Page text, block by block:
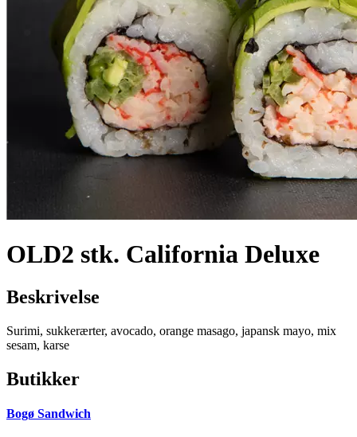
OLD2 stk. California Deluxe
Beskrivelse
Surimi, sukkerærter, avocado, orange masago, japansk mayo, mix
sesam, karse
Butikker
Bogø Sandwich